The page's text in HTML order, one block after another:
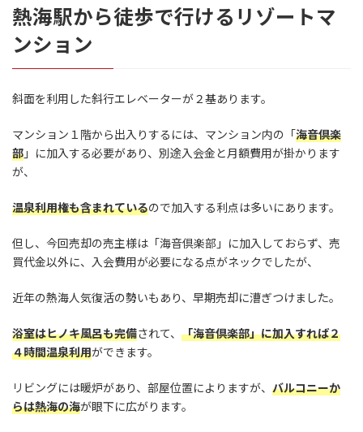
熱海駅から徒歩で行けるリゾートマ
ンション
斜面を利用した斜行エレベーターが２基あります。
マンション１階から出入りするには、マンション内の「海音倶楽
部 」に加入する必要があり、別途入会金と月額費用が掛かります
が、
温泉利用権も含まれているので加入する利点は多いにあります。
但し、今回売却の売主様は「海音倶楽部」に加入しておらず、売
買代金以外に、入会費用が必要になる点がネックでしたが、
近年の熱海人気復活の勢いもあり、早期売却に漕ぎつけました。
浴室はヒノキ風呂も完備されて、 「海音倶楽部」に加入すれば２
４時間温泉利用ができます。
リビングには暖炉があり、部屋位置によりますが、 バルコニーか
らは熱海の海が眼下に広がります。